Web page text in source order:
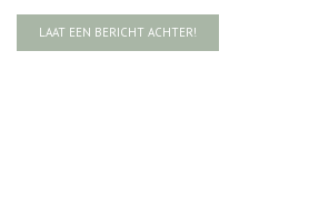
LAAT EEN BERICHT ACHTER!